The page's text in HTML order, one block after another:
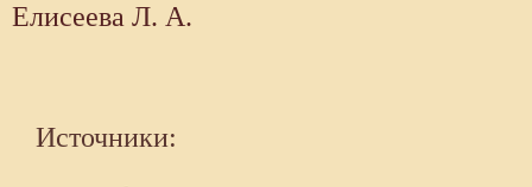
Елисеева Л. А.
Источники: